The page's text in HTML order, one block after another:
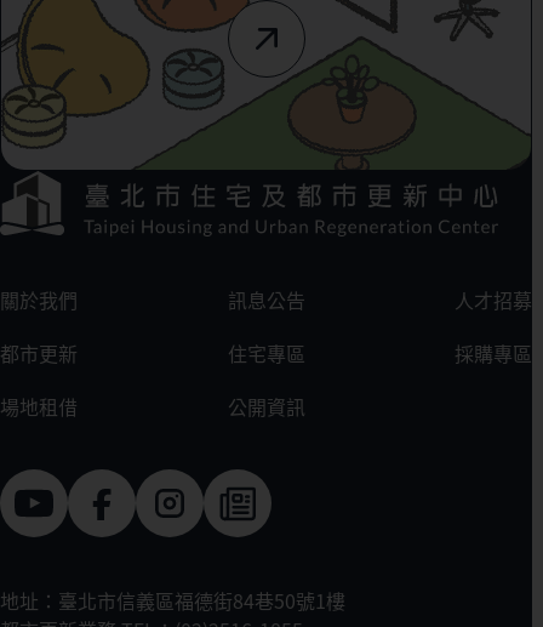
方選單連結區
:::
關於我們 訊息公告
人才招募
都市更新
住宅專區
採購專區
場地租借
公開資訊
地址：臺北市信義區福德街84巷50號1樓